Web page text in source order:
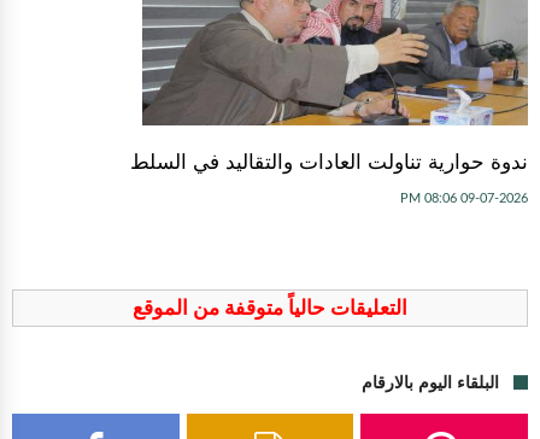
ندوة حوارية تناولت العادات والتقاليد في السلط
09-07-2026 08:06 PM
التعليقات حالياً متوقفة من الموقع
البلقاء اليوم بالارقام